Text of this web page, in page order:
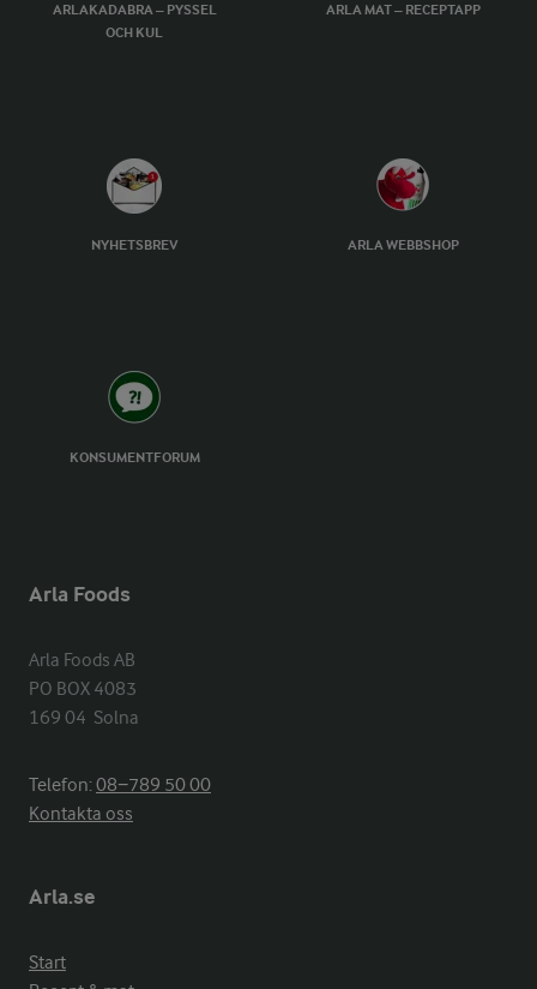
ARLAKADABRA – PYSSEL
OCH KUL
ARLA MAT – RECEPTAPP
NYHETSBREV ARLA WEBBSHOP
KONSUMENTFORUM
Arla Foods
Arla Foods AB
PO BOX 4083
169 04  Solna
Telefon:08−789 50 00
Kontakta oss
Arla.se
Start